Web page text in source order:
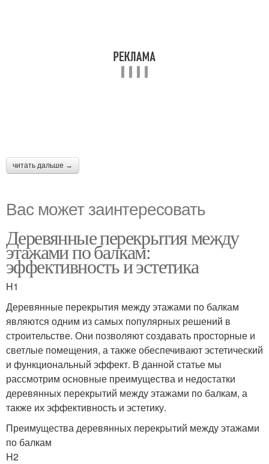
читать дальше →
Вас может заинтересовать
Деревянные перекрытия между
этажами по балкам:
эффективность и эстетика
H1
Деревянные перекрытия между этажами по балкам
являются одним из самых популярных решений в
строительстве. Они позволяют создавать просторные и
светлые помещения, а также обеспечивают эстетический
и функциональный эффект. В данной статье мы
рассмотрим основные преимущества и недостатки
деревянных перекрытий между этажами по балкам, а
также их эффективность и эстетику.
Преимущества деревянных перекрытий между этажами
по балкам
H2